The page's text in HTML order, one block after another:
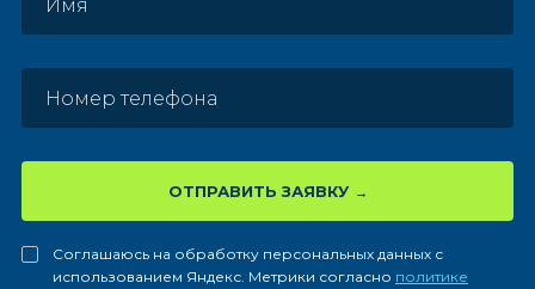
ОТПРАВИТЬ ЗАЯВКУ
Соглашаюсь на обработку персональных данных с
использованием Яндекс. Метрики согласно политике